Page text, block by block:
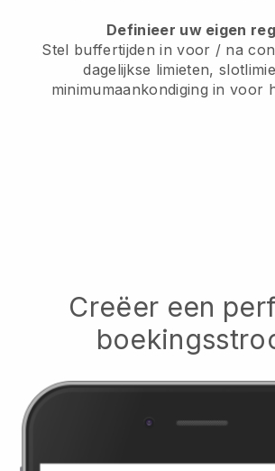
Definieer uw eigen
Stel buffertijden in voor / na
dagelijkse limieten,
minimumaankondiging in voor
Creëer een